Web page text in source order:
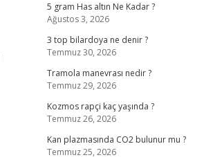
5 gram Has altın Ne Kadar ?
Ağustos 3, 2026
3 top bilardoya ne denir ?
Temmuz 30, 2026
Tramola manevrası nedir ?
Temmuz 29, 2026
Kozmos rapçi kaç yaşında ?
Temmuz 26, 2026
Kan plazmasında CO2 bulunur mu ?
Temmuz 25, 2026